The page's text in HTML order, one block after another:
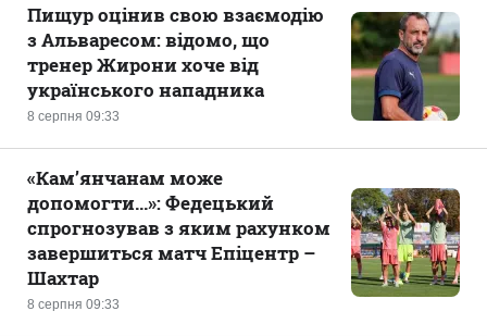
8 серпня 09:33
Пищур оцінив свою взаємодію
з Альваресом: відомо, що
тренер Жирони хоче від
українського нападника
8 серпня 09:33
«Кам’янчанам може
допомогти...»: Федецький
спрогнозував з яким рахунком
завершиться матч Епіцентр –
Шахтар